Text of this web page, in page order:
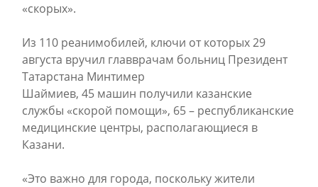
«скорых».
Из 110 реанимобилей, ключи от которых 29
августа вручил главврачам больниц Президент
Татарстана Минтимер
Шаймиев, 45 машин получили казанские
службы «скорой помощи», 65 – республиканские
медицинские центры, располагающиеся в
Казани.
«Это важно для города, поскольку жители